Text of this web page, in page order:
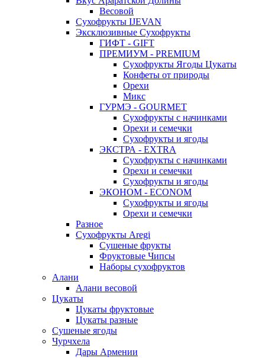
Весовой
Сухофрукты IJEVAN
Эксклюзивные Сухофрукты
ГИФТ - GIFT
ПРЕМИУМ - PREMIUM
Сухофрукты Ягоды Цукаты
Конфеты от природы
Орехи
Микс
ГУРМЭ - GOURMET
Сухофрукты с начинками
Орехи и семечки
Сухофрукты и ягоды
ЭКСТРА - EXTRA
Сухофрукты с начинками
Орехи и семечки
Сухофрукты и ягоды
ЭКОНОМ - ECONOM
Сухофрукты и ягоды
Орехи и семечки
Разное
Сухофрукты Aregi
Сушеные фрукты
Фруктовые Чипсы
Наборы сухофруктов
Алани
Алани весовой
Цукаты
Цукаты фруктовые
Цукаты разные
Сушеные ягоды
Чурчхела
Дары Армении